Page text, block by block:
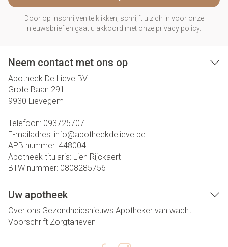
Door op inschrijven te klikken, schrijft u zich in voor onze
nieuwsbrief en gaat u akkoord met onze privacy policy.
Neem contact met ons op
Apotheek De Lieve BV
Grote Baan 291
9930 Lievegem
Telefoon: 093725707
E-mailadres: info@apotheekdelieve.be
APB nummer: 448004
Apotheek titularis: Lien Rijckaert
BTW nummer: 0808285756
Uw apotheek
Over ons Gezondheidsnieuws Apotheker van wacht
Voorschrift Zorgtarieven